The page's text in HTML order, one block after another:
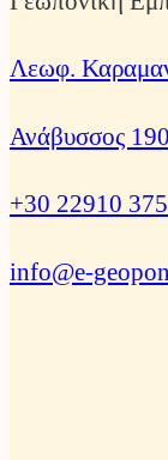
Λεωφ.
Ανάβυσσος
+30 22910
info@e-